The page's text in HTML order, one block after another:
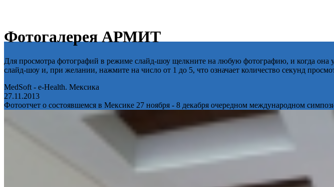
Фотогалерея АРМИТ
Для просмотра фотографий в режиме слайд-шоу щелкните на любую фотографию, и когда
слайд-шоу и, при желании, нажмите на число от 1 до 5, что означает количество секунд
MedSoft - e-Health. Мексика
27.11.2013
Фотоотчет о состоявшемся в Мексике 27 ноября - 8 декабря очередном международном